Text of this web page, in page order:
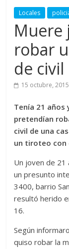
Locales
Muere
robar
de civil
15 octubre, 2015
Tenía 21 años
pretendían
civil de una
un tiroteo con
Un joven de 21
un presunto
3400, barrio
resultó herido
16.
Según
quiso robar la